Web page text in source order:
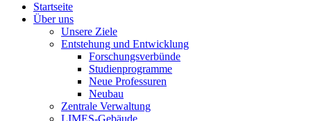
Startseite
Über uns
Unsere Ziele
Entstehung und Entwicklung
Forschungsverbünde
Studienprogramme
Neue Professuren
Neubau
Zentrale Verwaltung
LIMES-Gebäude